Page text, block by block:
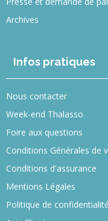
Archives
Infos pratiques
Nous contacter
Week-end Thalasso
Foire aux questions
Conditions Générales de
Conditions d'assurance
Mentions Légales
Politique de confidentialité